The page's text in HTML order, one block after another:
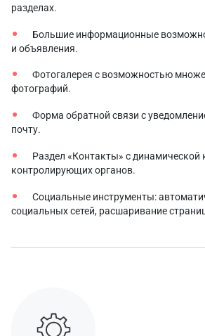
разделах.
Большие информационные
и объявления.
Фотогалерея с возможностью
фотографий.
Форма обратной связи с
почту.
Раздел «Контакты» с динамической
контролирующих органов.
Социальные инструменты:
социальных сетей, расшаривание